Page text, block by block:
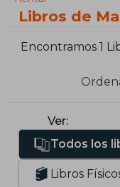
Libros de
Encontramos 1
Ver:
Todos los
Libros